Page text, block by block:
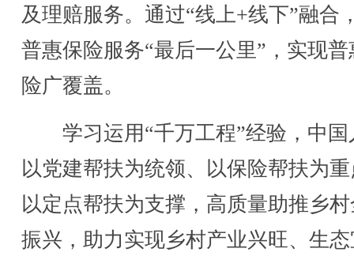
及理赔服务。通过“线上+线下”融合
普惠保险服务“最后一公里”，实现普
险广覆盖。
学习运用“千万工程”经验，中国
以党建帮扶为统领、以保险帮扶为
以定点帮扶为支撑，高质量助推乡
振兴，助力实现乡村产业兴旺、生